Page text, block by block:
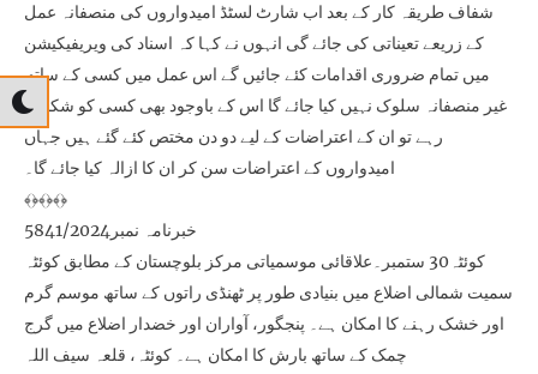
شفاف طریقہ کار کے بعد اب شارٹ لسٹڈ امیدواروں کی منصفانہ عمل
کے زریعے تعیناتی کی جائے گی انہوں نے کہا کہ اسناد کی ویریفیکیشن
میں تمام ضروری اقدامات کئے جائیں گے اس عمل میں کسی کے ساتھ
غیر منصفانہ سلوک نہیں کیا جائے گا اس کے باوجود بھی کسی کو شکایت
رہے تو ان کے اعتراضات کے لیے دو دن مختص کئے گئے ہیں جہاں
امیدواروں کے اعتراضات سن کر ان کا ازالہ کیا جائے گا۔
﴾﴿﴾﴿﴾﴿
خبرنامہ نمبر5841/2024
کوئٹہ30 ستمبر۔علاقائی موسمیاتی مرکز بلوچستان کے مطابق کوئٹہ
سمیت شمالی اضلاع میں بنیادی طور پر ٹھنڈی راتوں کے ساتھ موسم گرم
اور خشک رہنے کا امکان ہے۔ پنجگور، آواران اور خضدار اضلاع میں گرج
چمک کے ساتھ بارش کا امکان ہے۔ کوئٹہ، قلعہ سیف اللہ